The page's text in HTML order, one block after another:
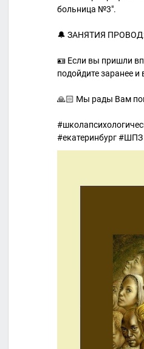
больница №3".
🔔 ЗАНЯТИЯ
🪪 Если вы пришли
подойдите заранее и
🙏🏻 Мы рады Вам
#екатеринбург